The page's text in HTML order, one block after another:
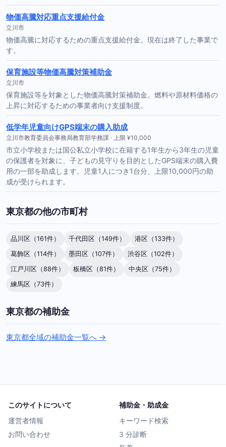
物価高騰対応重点支援給付金
立川市
物価高騰に対応するための重点支援給付金。現在は終了した事業で
す。
保育施設等物価高騰対策補助金
立川市
保育施設等を対象とした物価高騰対策補助金。燃料や原材料価格の
上昇に対応するための事業者向け支援制度。
低学年児童向けGPS端末の購入助成
立川市教育委員会事務局教育部学務課 · 上限 ¥10,000
市立小学校または国公私立小学校に在籍する1年生から3年生の児童
の保護者を対象に、子どもの見守りを目的としたGPS端末の購入費
用の一部を助成します。児童1人につき1台分、上限10,000円の助
成が受けられます。
東京都の他の市町村
品川区（161件） 千代田区（149件）
港区（133件）
葛飾区（114件）
墨田区（107件）
渋谷区（102件）
江戸川区（88件）
板橋区（81件）
中央区（75件）
練馬区（73件）
東京都の補助金
東京都全域の補助金一覧へ →
このサイトについて
運営者情報
お問い合わせ
補助金・助成金
キーワード検索
3 分診断